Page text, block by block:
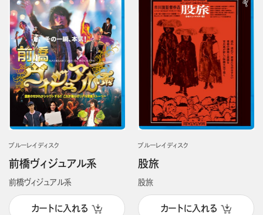
ブルーレイディスク
前橋ヴィジュアル系
前橋ヴィジュアル系
カートに入れる
ブルーレイディスク
股旅
股旅
カートに入れる